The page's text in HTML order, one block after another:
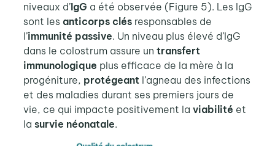
niveaux d’IgG a été observée (Figure 5). Les IgG
sont les anticorps clésresponsables de
l’immunité passive. Un niveau plus élevé d’IgG
dans le colostrum assure un transfert
immunologique plus efficace de la mère à la
progéniture, protégeantl’agneau des infections
et des maladies durant ses premiers jours de
vie, ce qui impacte positivement la viabilité et
la survie néonatale.